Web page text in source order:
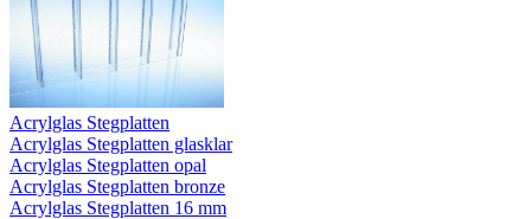
Acrylglas Stegplatten
Acrylglas Stegplatten glasklar
Acrylglas Stegplatten opal
Acrylglas Stegplatten bronze
Acrylglas Stegplatten 16 mm